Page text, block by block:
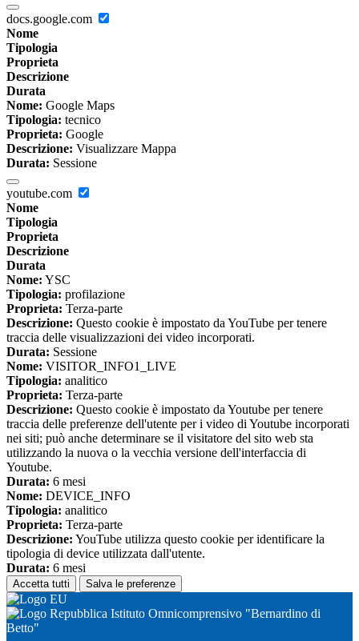
docs.google.com
Nome
Tipologia
Proprieta
Descrizione
Durata
Nome: Google Maps
Tipologia: tecnico
Proprieta: Google
Descrizione: Visualizzare Mappa
Durata: Sessione
youtube.com
Nome
Tipologia
Proprieta
Descrizione
Durata
Nome: YSC
Tipologia: profilazione
Proprieta: Terza-parte
Descrizione: Questo cookie è impostato da YouTube per tenere
traccia delle visualizzazioni dei video incorporati.
Durata: Sessione
Nome: VISITOR_INFO1_LIVE
Tipologia: analitico
Proprieta: Terza-parte
Descrizione: Questo cookie è impostato da Youtube per tenere
traccia delle preferenze dell'utente per i video di Youtube incorporati
nei siti; può anche determinare se il visitatore del sito web sta
utilizzando la nuova o la vecchia versione dell'interfaccia di
Youtube.
Durata: 6 mesi
Nome: DEVICE_INFO
Tipologia: analitico
Proprieta: Terza-parte
Descrizione: YouTube utilizza questo cookie per identificare la
tipologia di device utilizzata dall'utente.
Durata: 6 mesi
Accetta tutti Salva le preferenze
Istituto Omnicomprensivo "Bernardino di
Betto"